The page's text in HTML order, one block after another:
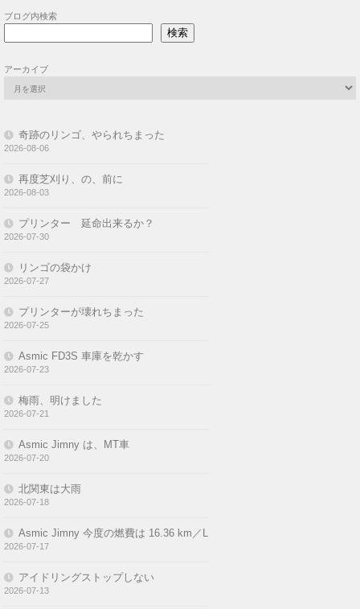
ブログ内検索
検索
アーカイブ
奇跡のリンゴ、やられちまった
2026-08-06
再度芝刈り、の、前に
2026-08-03
プリンター 延命出来るか？
2026-07-30
リンゴの袋かけ
2026-07-27
プリンターが壊れちまった
2026-07-25
Asmic FD3S 車庫を乾かす
2026-07-23
梅雨、明けました
2026-07-21
Asmic Jimny は、MT車
2026-07-20
北関東は大雨
2026-07-18
Asmic Jimny 今度の燃費は 16.36 km／L
2026-07-17
アイドリングストップしない
2026-07-13